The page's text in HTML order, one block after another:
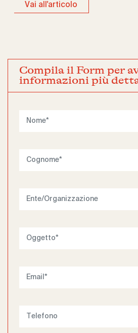
Vai all'articolo
Compila il Form per
informazioni più